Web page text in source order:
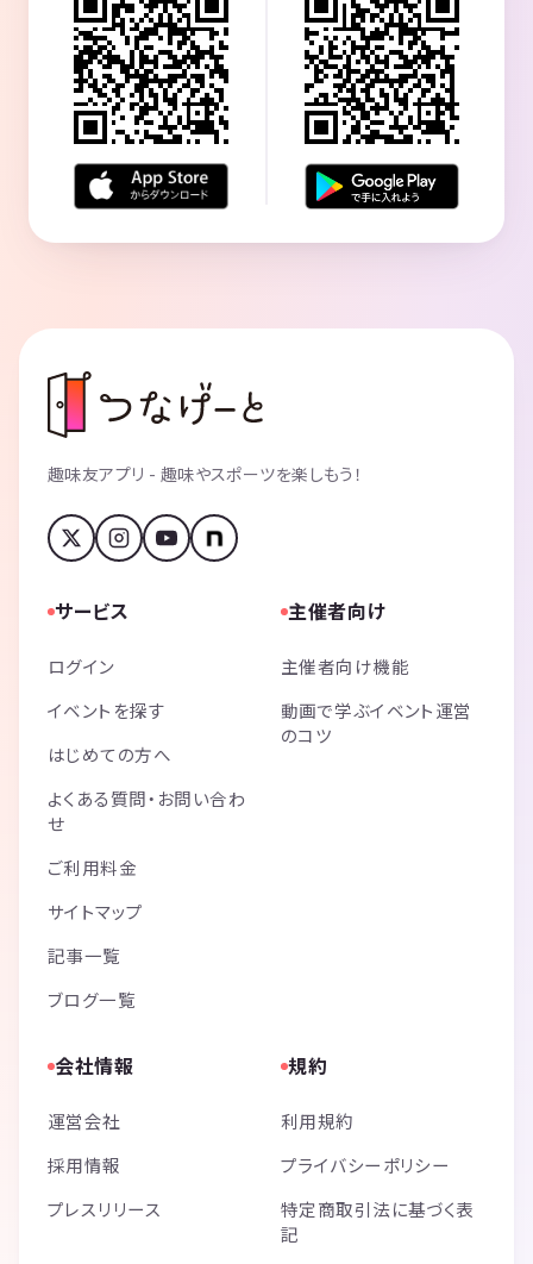
趣味友アプリ - 趣味やスポーツを楽しもう！
サービス
ログイン
イベントを探す
はじめての方へ
よくある質問・お問い合わ
せ
ご利用料金
サイトマップ
記事一覧
ブログ一覧
主催者向け
主催者向け機能
動画で学ぶイベント運営
のコツ
会社情報
運営会社
採用情報
プレスリリース
規約
利用規約
プライバシーポリシー
特定商取引法に基づく表
記